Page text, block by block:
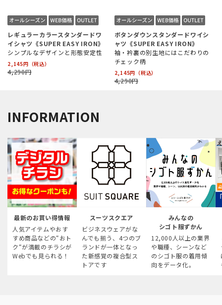
レギュラーカラースタンダードワ
イシャツ《SUPER EASY IRON》
シンプルなデザインと形態安定性
2,145円
4,290円
ボタンダウンスタンダードワイシ
ャツ《SUPER EASY IRON》
袖・衿裏の別生地にはこだわりの
チェック柄
2,145円
4,290円
INFORMATION
最新のお買い得情報
人気アイテムやおす
すめ商品などの“おト
ク“が満載のチラシが
Webでも見られる！
スーツスクエア
ビジネスウェアがな
んでも揃う、4つのブ
ランドが一体となっ
た新感覚の複合型ス
トアです
みんなの
シゴト服ずかん
12,000人以上の業界
や職種、シーンなど
のシゴト服の着用傾
向をデータ化。